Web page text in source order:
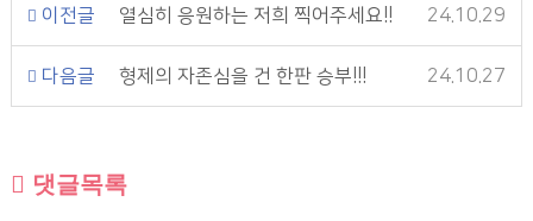
이전글 열심히 응원하는 저희 찍어주세요!! 24.10.29
다음글 형제의 자존심을 건 한판 승부!!! 24.10.27
댓글목록